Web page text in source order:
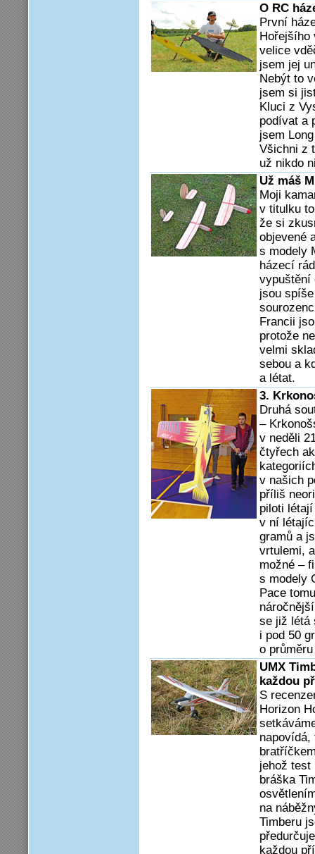
O RC
První
Hořejšího
velice
jsem jej
Nebýt to
jsem si
Kluci z
podívat a
jsem
Všichni z
už nikdo
Už máš
Moji
v titulku
že si
objevené
s modely
házecí
vypuštění
jsou
Francii
protože
velmi
sebou a
a létat.
3.
Druhá
–
v neděli
čtyřech
v našich
příliš
piloti létají
v ní
gramů a
vrtulemi,
možné –
s modely
Pace
se již létá
i pod 50
o
UMX
každou
S
Horizon
jehož test
bráška
na
Timberu
každou